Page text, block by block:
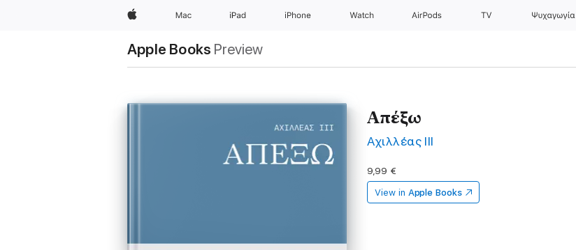
Apple Mac iPad iPhone Watch AirPods TV Ψυχαγωγία
Apple Books Preview
Απέξω
Αχιλλέας ΙΙΙ
9,99 €
View in Apple Books